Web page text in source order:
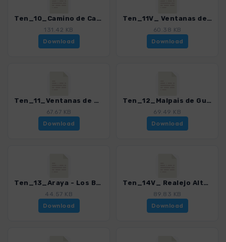
Ten_10_Camino de Candelaria Arafo - Crucita_4016_21.gpx
131.42 KB
Download
Ten_11V_ Ventanas de Gueimar_4016_21.gpx
60.38 KB
Download
Ten_11_Ventanas de Gueimar_4016_21.gpx
67.67 KB
Download
Ten_12_Malpais de Guimar_4016_21.gpx
69.49 KB
Download
Ten_13_Araya - Los Brezos_4016_21.gpx
44.57 KB
Download
Ten_14V_ Realejo Alto - Risco Miguel_4016_21.gpx
89.83 KB
Download